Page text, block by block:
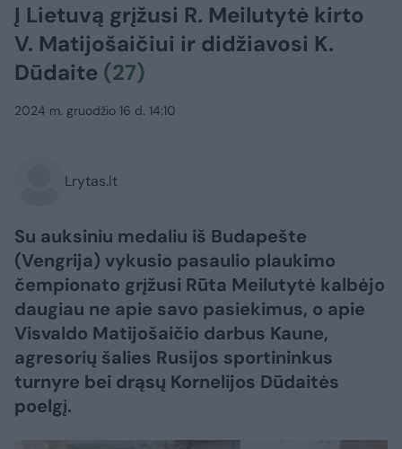
Į Lietuvą grįžusi R. Meilutytė kirto
V. Matijošaičiui ir didžiavosi K.
Dūdaite (27)
2024 m. gruodžio 16 d. 14:10
Lrytas.lt
Su auksiniu medaliu iš Budapešte
(Vengrija) vykusio pasaulio plaukimo
čempionato grįžusi Rūta Meilutytė kalbėjo
daugiau ne apie savo pasiekimus, o apie
Visvaldo Matijošaičio darbus Kaune,
agresorių šalies Rusijos sportininkus
turnyre bei drąsų Kornelijos Dūdaitės
poelgį.